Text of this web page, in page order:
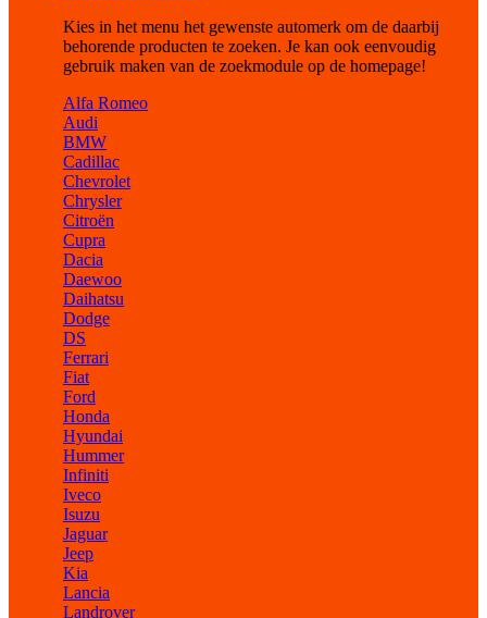
Kies in het menu het gewenste automerk om de daarbij
behorende producten te zoeken. Je kan ook eenvoudig
gebruik maken van de zoekmodule op de homepage!
Alfa Romeo
Audi
BMW
Cadillac
Chevrolet
Chrysler
Citroën
Cupra
Dacia
Daewoo
Daihatsu
Dodge
DS
Ferrari
Fiat
Ford
Honda
Hyundai
Hummer
Infiniti
Iveco
Isuzu
Jaguar
Jeep
Kia
Lancia
Landrover